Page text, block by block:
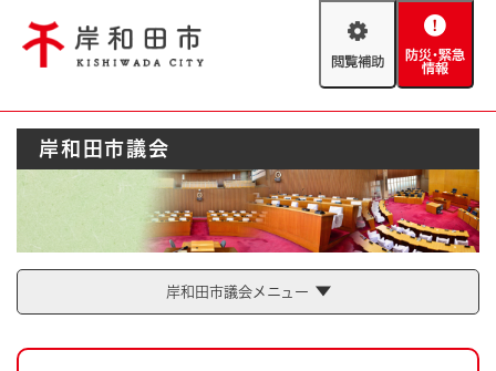
閲
助
防
緊
情
報
Foreign language
やさしい日本語
防災・緊急情報
ハザードマップ AED設置箇所
とじる
岸和田市議会
岸和田市議会メニュー
本